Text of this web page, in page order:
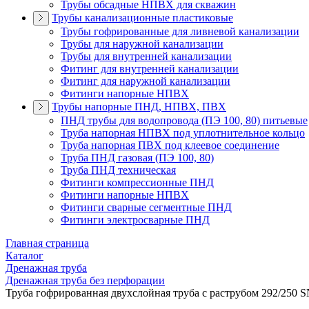
Трубы обсадные НПВХ для скважин
Трубы канализационные пластиковые
Трубы гофрированные для ливневой канализации
Трубы для наружной канализации
Трубы для внутренней канализации
Фитинг для внутренней канализации
Фитинг для наружной канализации
Фитинги напорные НПВХ
Трубы напорные ПНД, НПВХ, ПВХ
ПНД трубы для водопровода (ПЭ 100, 80) питьевые
Труба напорная НПВХ под уплотнительное кольцо
Труба напорная ПВХ под клеевое соединение
Труба ПНД газовая (ПЭ 100, 80)
Труба ПНД техническая
Фитинги компрессионные ПНД
Фитинги напорные НПВХ
Фитинги сварные сегментные ПНД
Фитинги электросварные ПНД
Главная страница
Каталог
Дренажная труба
Дренажная труба без перфорации
Труба гофрированная двухслойная труба с раструбом 292/250